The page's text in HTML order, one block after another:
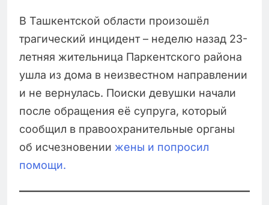
В Ташкентской области произошёл
трагический инцидент – неделю назад 23-
летняя жительница Паркентского района
ушла из дома в неизвестном направлении
и не вернулась. Поиски девушки начали
после обращения её супруга, который
сообщил в правоохранительные органы
об исчезновении жены и попросил
помощи.